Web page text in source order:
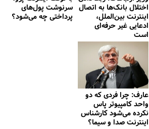
اختلال بانک‌ها به اتصال
اینترنت بین‌الملل،
ادعایی غیر حرفه‌ای
است
سرنوشت پول‌های
پرداختی چه می‌شود؟
عارف: چرا فردی که دو
واحد کامپیوتر پاس
نکرده می‌شود کارشناس
اینترنت صدا و سیما؟